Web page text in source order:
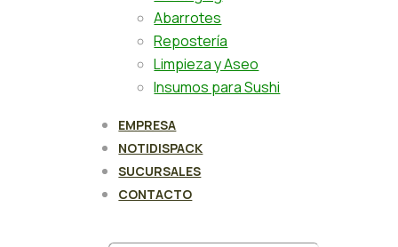
Abarrotes
Repostería
Limpieza y Aseo
Insumos para Sushi
EMPRESA
NOTIDISPACK
SUCURSALES
CONTACTO